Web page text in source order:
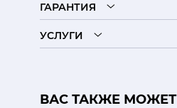
ГАРАНТИЯ
УСЛУГИ
ВАС ТАКЖЕ МОЖЕТ